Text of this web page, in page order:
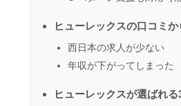
ヒューレックスの口コミ
西日本の求人が少ない
年収が下がってしまった
ヒューレックスが選ばれる